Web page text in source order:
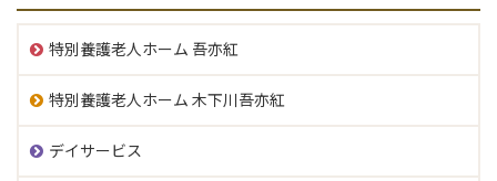
特別養護老人ホーム 吾亦紅
特別養護老人ホーム 木下川吾亦紅
デイサービス